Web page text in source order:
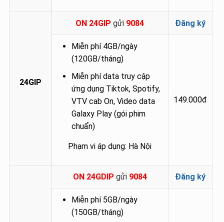
24GIP
ON 24GIPgửi 9084 Đăng ký
Miễn phí 4GB/ngày
(120GB/tháng)
Miễn phí data truy cập
ứng dụng Tiktok, Spotify,
VTV cab On, Video data
Galaxy Play (gói phim
chuẩn)
Phạm vi áp dụng: Hà Nội
149.000đ
ON 24GDIP gửi9084 Đăng ký
Miễn phí 5GB/ngày
(150GB/tháng)